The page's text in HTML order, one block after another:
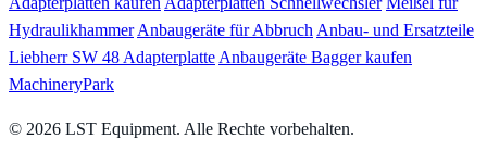
HydraulikhammerAnbaugeräte für AbbruchAnbau- und Ersatzteile
Liebherr SW 48 AdapterplatteAnbaugeräte Bagger kaufen
MachineryPark
© 2026 LST Equipment. Alle Rechte vorbehalten.